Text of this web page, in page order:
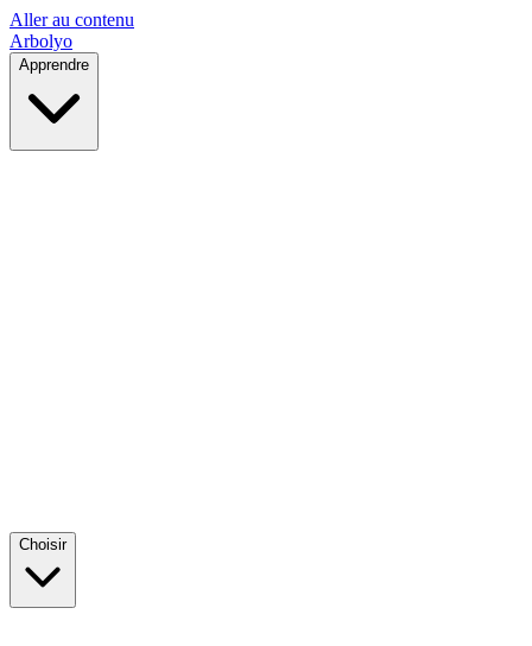
Aller au contenu
Arbolyo
Apprendre
Choisir